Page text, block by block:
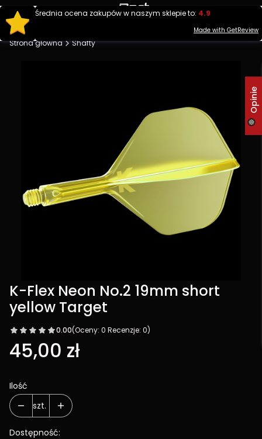
Strona główna Shafty
K-Flex Neon No.2 19mm short
yellow Target
0.00(Oceny: 0 Recenzje: 0)
Cena
45,00 zł
Ilość
szt.
Dostępność:
Opinie
Średnia ocena zakupów w naszym sklepie to: 4.9
Made with GetReview